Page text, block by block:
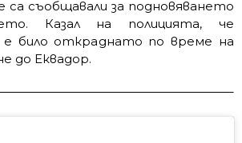
съобщавали за подновяването
Казал на полицията, че
било откраднато по време на
до Еквадор.